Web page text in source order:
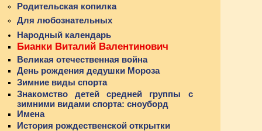
Родительская копилка
Для любознательных
Народный календарь
Бианки Виталий Валентинович
Великая отечественная война
День рождения дедушки Мороза
Зимние виды спорта
Знакомство детей средней группы с
зимними видами спорта: сноуборд
Имена
История рождественской открытки